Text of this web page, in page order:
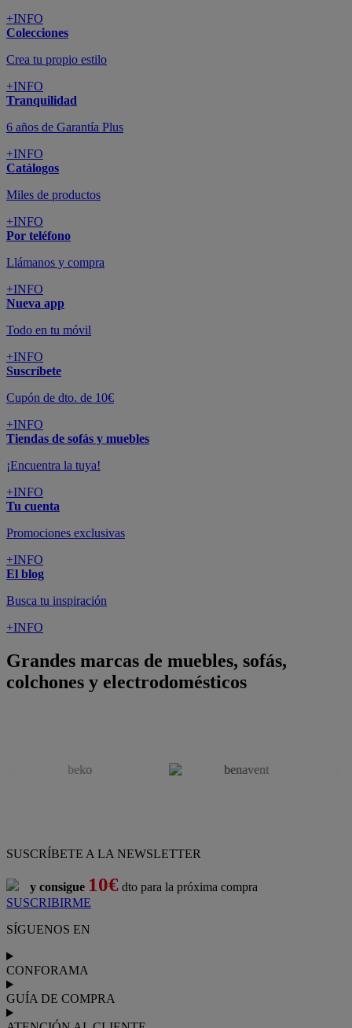
+INFO
Colecciones
Crea tu propio estilo
+INFO
Tranquilidad
6 años de Garantía Plus
+INFO
Catálogos
Miles de productos
+INFO
Por teléfono
Llámanos y compra
+INFO
Nueva app
Todo en tu móvil
+INFO
Suscríbete
Cupón de dto. de 10€
+INFO
Tiendas de sofás y muebles
¡Encuentra la tuya!
+INFO
Tu cuenta
Promociones exclusivas
+INFO
El blog
Busca tu inspiración
+INFO
Grandes marcas de muebles, sofás,
colchones y electrodomésticos
SUSCRÍBETE A LA NEWSLETTER
y consigue 10€ dto para la próxima compra
SUSCRIBIRME
SÍGUENOS EN
CONFORAMA
GUÍA DE COMPRA